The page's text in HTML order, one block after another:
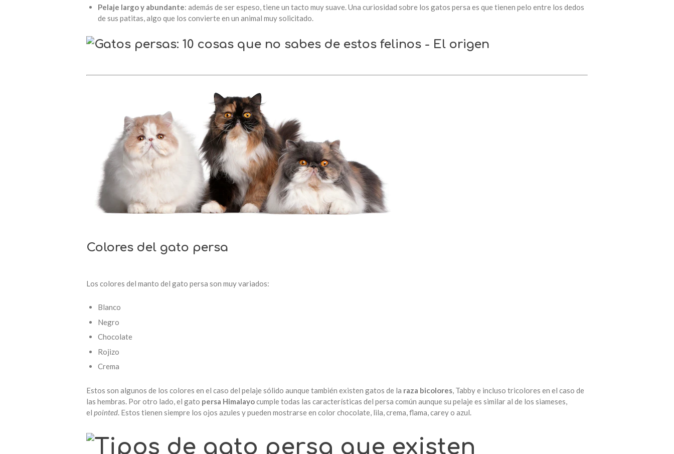
Pelaje largo y abundante: además de ser espeso, tiene un tacto muy suave. Una curiosidad sobre los gatos persa es que tienen pelo entre los dedos
de sus patitas, algo que los convierte en un animal muy solicitado.
Colores del gato persa
Los colores del manto del gato persa son muy variados:
Blanco
Negro
Chocolate
Rojizo
Crema
Estos son algunos de los colores en el caso del pelaje sólido aunque también existen gatos de la raza bicolores, Tabby e incluso tricolores en el caso de
las hembras. Por otro lado, el gato persa Himalayocumple todas las características del persa común aunque su pelaje es similar al de los siameses,
el pointed. Estos tienen siempre los ojos azules y pueden mostrarse en color chocolate, lila, crema, flama, carey o azul.